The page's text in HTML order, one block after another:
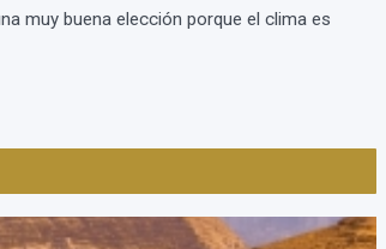
muy buena elección porque el clima es